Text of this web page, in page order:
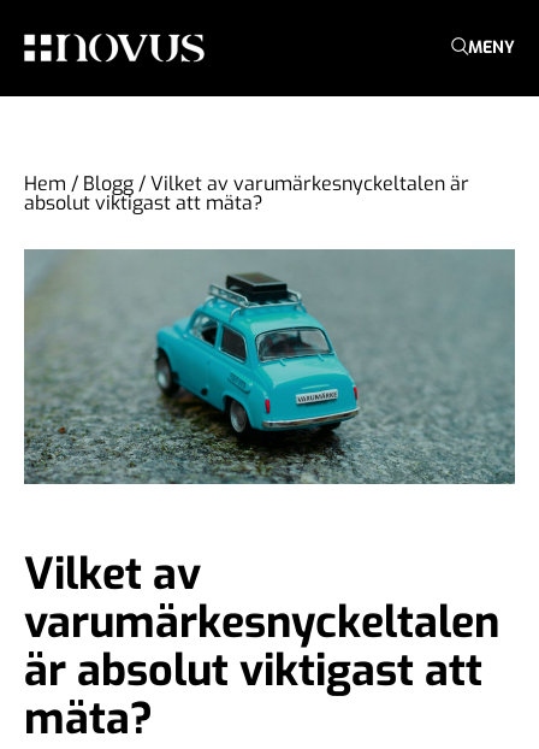
MENY
Hem / Blogg/Vilket av varumärkesnyckeltalen är
absolut viktigast att mäta?
Vilket av
varumärkesnyckeltalen
är absolut viktigast att
mäta?